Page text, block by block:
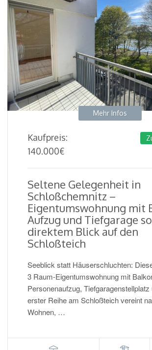
Mehr Infos
Kaufpreis:
140.000€
Seltene Gelegenheit in
Schloßchemnitz –
Eigentumswohnung mit
Aufzug und Tiefgarage
direktem Blick auf den
Schloßteich
Seeblick statt Häuserschluchten:
3 Raum-Eigentumswohnung mit
Personenaufzug,
erster Reihe am Schloßteich vereint
Wohnen, …